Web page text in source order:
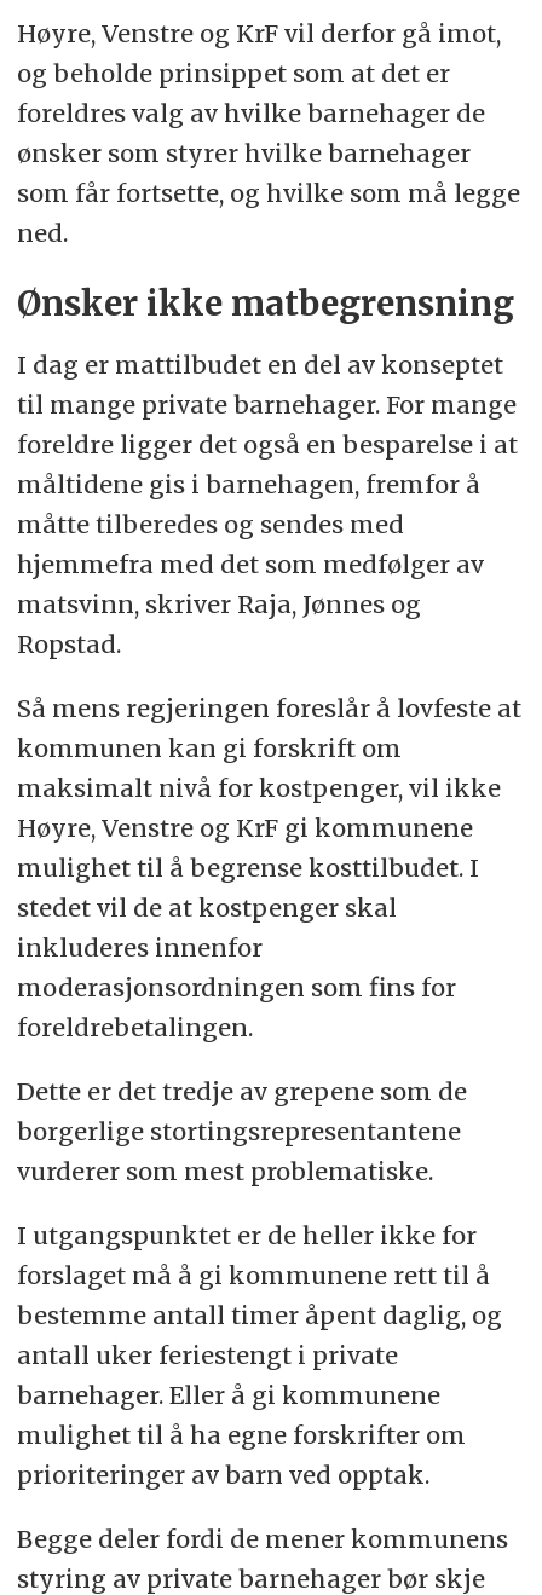
Høyre, Venstre og KrF vil derfor gå imot,
og beholde prinsippet som at det er
foreldres valg av hvilke barnehager de
ønsker som styrer hvilke barnehager
som får fortsette, og hvilke som må legge
ned.
Ønsker ikke matbegrensning
I dag er mattilbudet en del av konseptet
til mange private barnehager. For mange
foreldre ligger det også en besparelse i at
måltidene gis i barnehagen, fremfor å
måtte tilberedes og sendes med
hjemmefra med det som medfølger av
matsvinn, skriver Raja, Jønnes og
Ropstad.
Så mens regjeringen foreslår å lovfeste at
kommunen kan gi forskrift om
maksimalt nivå for kostpenger, vil ikke
Høyre, Venstre og KrF gi kommunene
mulighet til å begrense kosttilbudet. I
stedet vil de at kostpenger skal
inkluderes innenfor
moderasjonsordningen som fins for
foreldrebetalingen.
Dette er det tredje av grepene som de
borgerlige stortingsrepresentantene
vurderer som mest problematiske.
I utgangspunktet er de heller ikke for
forslaget må å gi kommunene rett til å
bestemme antall timer åpent daglig, og
antall uker feriestengt i private
barnehager. Eller å gi kommunene
mulighet til å ha egne forskrifter om
prioriteringer av barn ved opptak.
Begge deler fordi de mener kommunens
styring av private barnehager bør skje